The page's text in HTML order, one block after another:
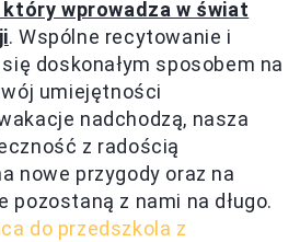
wprowadza w świat
. Wspólne recytowanie i
doskonałym sposobem na
umiejętności
nadchodzą, nasza
z radością
nowe przygody oraz na
pozostaną z nami na długo.
do przedszkola z